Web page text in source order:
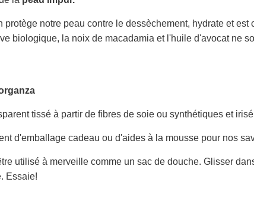
protège notre peau contre le dessèchement, hydrate et
biologique, la noix de macadamia et l'huile d'avocat ne
tissé à partir de fibres de soie ou synthétiques et
d'emballage cadeau ou d'aides à la mousse pour nos
utilisé à merveille comme un sac de douche. Glisser
Essaie!